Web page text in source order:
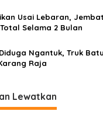
i
o
s
Usai Lebaran,
Selama 2 Bulan
Ngantuk, Truk
Raja
Lewatkan